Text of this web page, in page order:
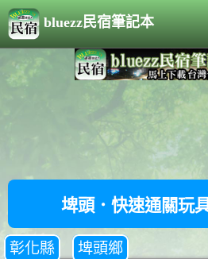
bluezz民宿筆記本
埤頭．快速通關玩
彰化縣 埤頭鄉